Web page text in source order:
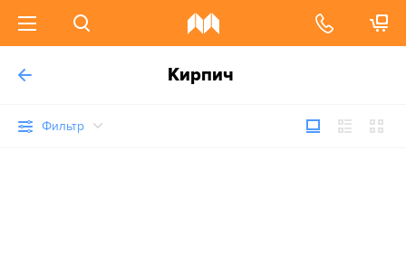
Кирпич
Фильтр